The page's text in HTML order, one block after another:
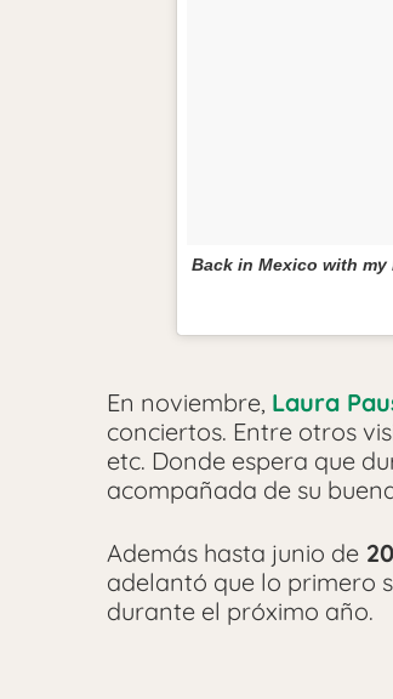
Back in Mexico with my
En noviembre, Laura
conciertos. Entre otros
etc. Donde espera que
acompañada de su
Además hasta junio de
adelantó que lo primero
durante el próximo año.